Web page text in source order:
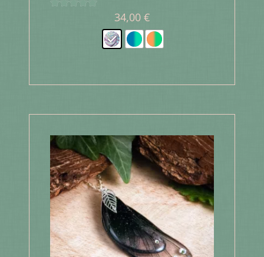
34,00 €